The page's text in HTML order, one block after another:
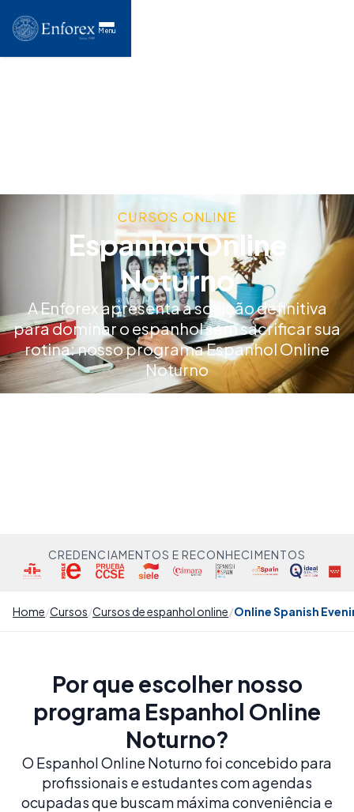
Menu
CURSOS ONLINE
Espanhol Online
Noturno
A Enforex apresenta a solução definitiva
para dominar o espanhol sem sacrificar sua
rotina: nosso programa Espanhol Online
Noturno
CREDENCIAMENTOS E RECONHECIMENTOS
Home Cursos Cursos de espanhol online Online Spanish
Por que escolher nosso
programa Espanhol Online
Noturno?
O Espanhol Online Noturno foi concebido para
profissionais e estudantes com agendas
ocupadas que buscam máxima conveniência e